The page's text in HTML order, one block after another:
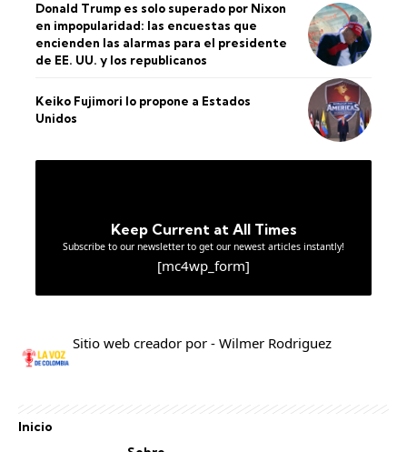
Donald Trump es solo superado por Nixon
en impopularidad: las encuestas que
encienden las alarmas para el presidente
de EE. UU. y los republicanos
Keiko Fujimori lo propone a Estados
Unidos
Keep Current at All Times
Subscribe to our newsletter to get our newest articles instantly!
[mc4wp_form]
Sitio web creador por - Wilmer Rodriguez
Inicio